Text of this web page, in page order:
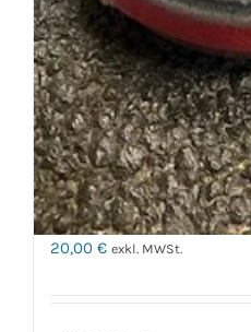
Carwaxx
Rot
20,00 € exkl. MWSt.